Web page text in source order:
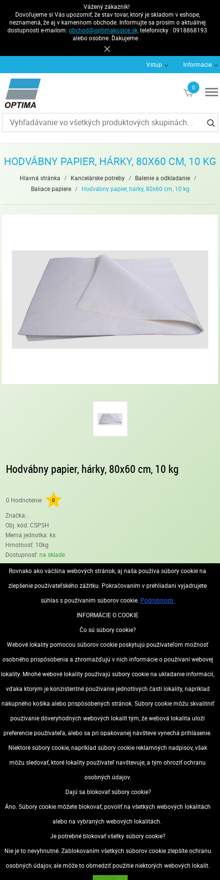
Vážený zákazník!
Dovoľujeme si Vás upozorniť, že stav tovar, ktorý je skladom v eshope,
neznamená, že aj v kamennom obchode. Informujte sa prosím o aktuálnej
dostupnosti e-mailom:obchod@optimakosice.sk, telefonicky : 0918868193
alebo osobne. Ďakujeme .
Vstup Informácie
0
€0
HODVÁBNY PAPIER, HÁRKY, 80X60 CM, 10 KG
Hlavná stránka / Kancelárske potreby / Balenie a odkladanie /
Baliace papiere / Hodvábny papier, hárky, 80x60 cm, 10 kg
Hodvábny papier, hárky, 80x60 cm, 10 kg
0 Hodnotenie 0
Značka: .
Obj. kód:CSPSH
Merná jednotka: ks
Hmotnosť: 10kg
Dostupnosť:na sklade
s DPH
€74.39 (€74.39/ks)
POPIS
ŠPECIFIKÁCIA
- farba:biela
- špeciálny baliaci papier (na cukrovinky)
- rozmer: 80x60cm
Zásady ochrany osobných údajov (GDPR)
Odstúpenie od zmluvy
Rovnako ako väčšina webových stránok, aj naša používa súbory cookie na
zlepšenie používateľského zážitku. Pokračovaním v prehliadaní vyjadrujete
súhlas s používaním súborov cookie. Podrobnosti
INFORMÁCIE O COOKIE
Čo sú súbory cookie?
Webové lokality pomocou súborov cookie poskytujú používateľom možnosť
osobného prispôsobenia a zhromažďujú v nich informácie o používaní webovej
lokality. Mnohé webové lokality používajú súbory cookie na ukladanie informácií,
vďaka ktorým je konzistentné používanie jednotlivých častí lokality, napríklad
nákupného košíka alebo prispôsobených stránok. Súbory cookie môžu skvalitniť
používanie dôveryhodných webových lokalít tým, že webová lokalita uloží
preferencie používateľa, alebo sa pri opakovanej návšteve vynechá prihlásenie.
Niektoré súbory cookie, napríklad súbory cookie reklamných nadpisov, však
môžu sledovať, ktoré lokality používateľ navštevuje, a tým ohroziť ochranu
osobných údajov.
Dajú sa blokovať súbory cookie?
Áno. Súbory cookie môžete blokovať, povoliť na všetkých webových lokalitách
alebo na vybraných webových lokalitách.
Je potrebné blokovať všetky súbory cookie?
Nie je to nevyhnutné. Zablokovaním všetkých súborov cookie zlepšíte ochranu
osobných údajov, ale môže to obmedziť použitie niektorých webových lokalít.